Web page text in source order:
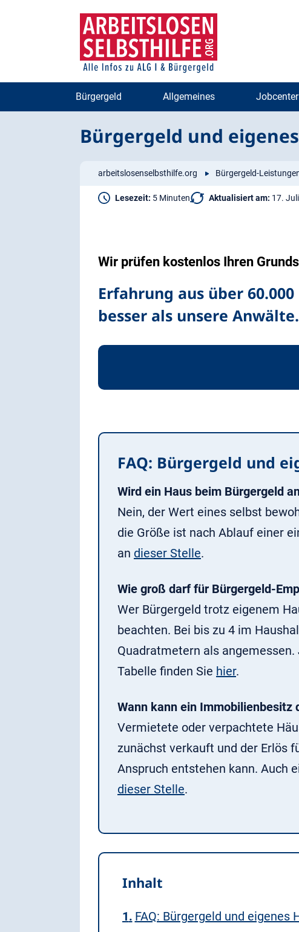
Bürgergeld Allgemeines Jobcenter
Bürgergeld und
arbeitslosenselbsthilfe.org Bürgergeld-
Lesezeit: 5 Minuten Aktualisiert am: 17.
Wir prüfen kostenlos Ihren
Erfahrung aus über
besser als unsere Anwälte.
FAQ: Bürgergeld und
Wird ein Haus beim Bürgergeld
Nein, der Wert eines selbst
die Größe ist nach Ablauf einer
an dieser Stelle.
Wie groß darf für Bürgergeld-
Wer Bürgergeld trotz eigenem
beachten. Bei bis zu 4 im
Quadratmetern als
Tabelle finden Sie hier.
Wann kann ein Immobilienbesitz
Vermietete oder verpachtete
zunächst verkauft und der Erlös
Anspruch entstehen kann. Auch
dieser Stelle.
Inhalt
FAQ: Bürgergeld und eigenes